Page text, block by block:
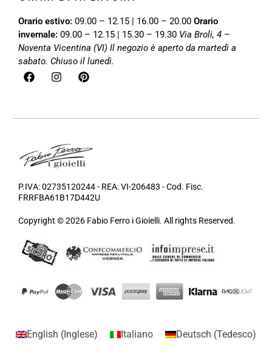
Orario estivo: 09.00 – 12.15 | 16.00 – 20.00 Orario
invernale: 09.00 – 12.15 | 15.30 – 19.30 Via Broli, 4 –
Noventa Vicentina (VI) Il negozio è aperto da martedì a
sabato. Chiuso il lunedì.
P.IVA: 02735120244 - REA: VI-206483 - Cod. Fisc.
FRRFBA61B17D442U
Copyright © 2026 Fabio Ferro i Gioielli. All rights Reserved.
English (Inglese) Italiano Deutsch (Tedesco)